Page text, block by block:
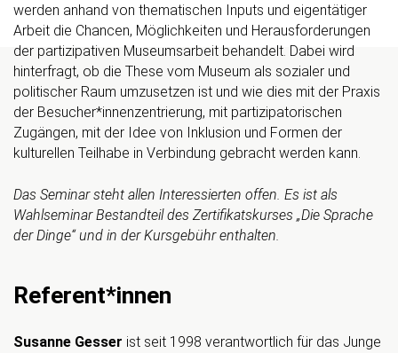
werden anhand von thematischen Inputs und eigentätiger
Arbeit die Chancen, Möglichkeiten und Herausforderungen
der partizipativen Museumsarbeit behandelt. Dabei wird
hinterfragt, ob die These vom Museum als sozialer und
politischer Raum umzusetzen ist und wie dies mit der Praxis
der Besucher*innenzentrierung, mit partizipatorischen
Zugängen, mit der Idee von Inklusion und Formen der
kulturellen Teilhabe in Verbindung gebracht werden kann.
Das Seminar steht allen Interessierten offen. Es ist als
Wahlseminar Bestandteil des Zertifikatskurses „Die Sprache
der Dinge“ und in der Kursgebühr enthalten.
Referent*innen
Susanne Gesser ist seit 1998 verantwortlich für das Junge